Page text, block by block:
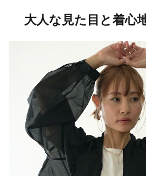
大人な見た目と着心